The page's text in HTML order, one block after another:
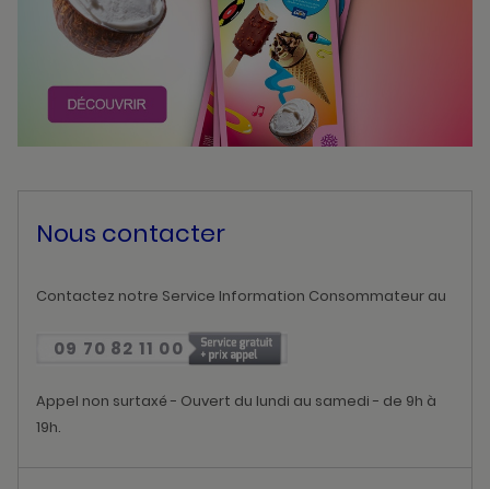
Nous contacter
Contactez notre Service Information Consommateur au
09 70 82 11 00
Appel non surtaxé - Ouvert du lundi au samedi - de 9h à
19h.